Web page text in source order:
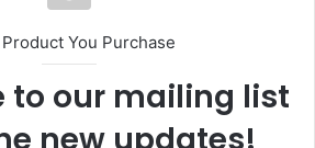
You Purchase
to our mailing list